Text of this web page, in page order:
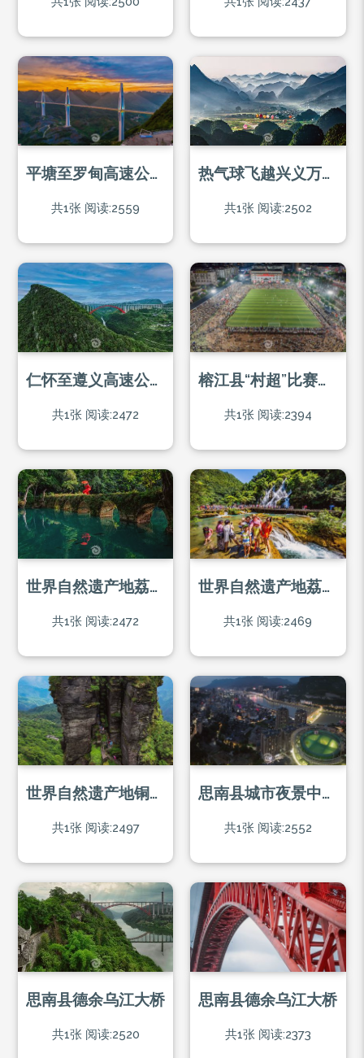
平塘至罗甸高速公路平塘特大桥
共1张 阅读:2559
热气球飞越兴义万峰林
共1张 阅读:2502
仁怀至遵义高速公路大发渠大桥
共1张 阅读:2472
榕江县“村超”比赛现场
共1张 阅读:2394
世界自然遗产地荔波小七孔
共1张 阅读:2472
世界自然遗产地荔波小七孔景区游人在拍照
共1张 阅读:2469
世界自然遗产地铜仁市梵净山
共1张 阅读:2497
思南县城市夜景中的桥与水
共1张 阅读:2552
思南县德余乌江大桥
共1张 阅读:2520
思南县德余乌江大桥
共1张 阅读:2373